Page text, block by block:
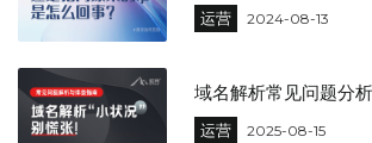
运营 2024-08-13
域名解析常见问题分
运营 2025-08-15